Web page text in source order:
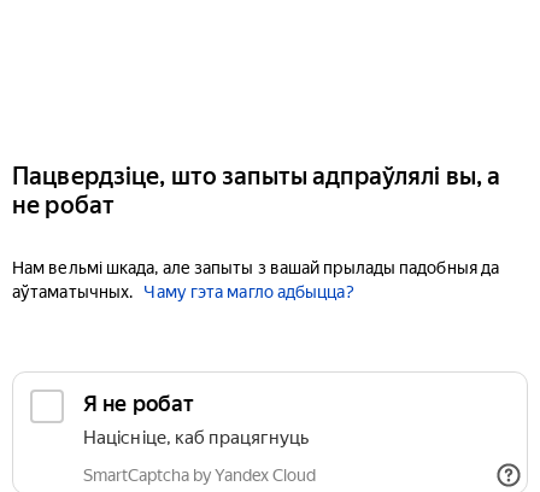
Пацвердзіце, што запыты адпраўлялі вы, а
не робат
Нам вельмі шкада, але запыты з вашай прылады падобныя да
аўтаматычных.
Чаму гэта магло адбыцца?
Я не робат
Націсніце, каб працягнуць
SmartCaptcha by Yandex Cloud